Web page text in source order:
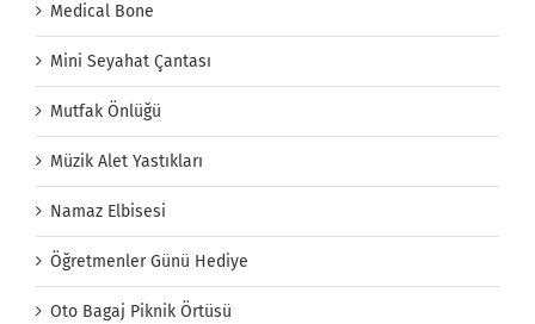
Medical Bone
Mini Seyahat Çantası
Mutfak Önlüğü
Müzik Alet Yastıkları
Namaz Elbisesi
Öğretmenler Günü Hediye
Oto Bagaj Piknik Örtüsü